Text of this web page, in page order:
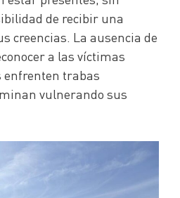
de recibir una
creencias. La ausencia de
a las víctimas
enfrenten trabas
vulnerando sus